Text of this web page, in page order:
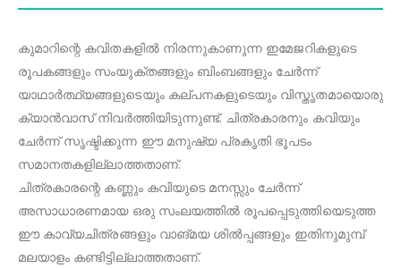
കുമാറിന്റെ കവിതകളിൽ നിരന്നുകാണുന്ന ഇമേജറികളുടെ
രൂപകങ്ങളും സംയുക്തങ്ങളും ബിംബങ്ങളും ചേർന്ന്
യാഥാർത്ഥ്യങ്ങളുടെയും കല്പനകളുടെയും വിസ്തൃതമായൊരു
ക്യാൻവാസ് നിവർത്തിയിടുന്നുണ്ട്. ചിത്രകാരനും കവിയും
ചേർന്ന് സൃഷ്ടിക്കുന്ന ഈ മനുഷ്യ പ്രകൃതി ഭൂപടം
സമാനതകളില്ലാത്തതാണ്.
ചിത്രകാരന്റെ കണ്ണും കവിയുടെ മനസ്സും ചേർന്ന്
അസാധാരണമായ ഒരു സംലയത്തിൽ രൂപപ്പെടുത്തിയെടുത്ത
ഈ കാവ്യചിത്രങ്ങളും വാങ്മയ ശിൽപ്പങ്ങളും ഇതിനുമുമ്പ്
മലയാളം കണ്ടിട്ടില്ലാത്തതാണ്.